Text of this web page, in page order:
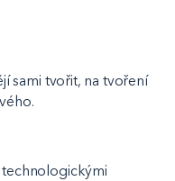
sami tvořit, na tvoření
technologickými